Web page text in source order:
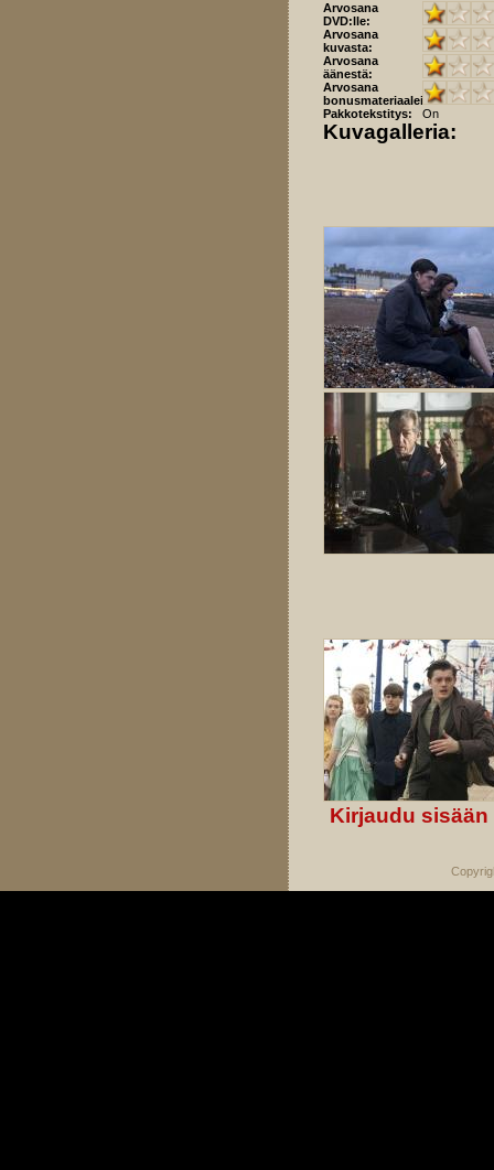
Arvosana
DVD:lle:
Arvosana
kuvasta:
Arvosana
äänestä:
Arvosana
bonusmateriaaleista:
Pakkotekstitys:
On
Kuvagalleria:
Kirjaudu sisään